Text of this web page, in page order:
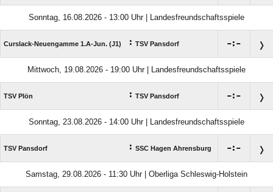
Sonntag, 16.08.2026 - 13:00 Uhr | Landesfreundschaftsspiele
Curslack-Neuengamme 1.A-Jun. (J1) : TSV Pansdorf :
Mittwoch, 19.08.2026 - 19:00 Uhr | Landesfreundschaftsspiele
TSV Plön : TSV Pansdorf :
Sonntag, 23.08.2026 - 14:00 Uhr | Landesfreundschaftsspiele
TSV Pansdorf : SSC Hagen Ahrensburg :
Samstag, 29.08.2026 - 11:30 Uhr | Oberliga Schleswig-Holstein